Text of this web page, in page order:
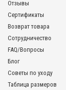
Отзывы
Сертификаты
Возврат товара
Сотрудничество
FAQ/Вопросы
Блог
Советы по уходу
Таблица размеров